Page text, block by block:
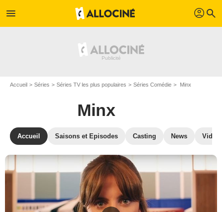
menu profil search
Accueil Séries Séries TV les plus populaires Séries Comédie Minx
Minx
Accueil Saisons et Episodes Casting News